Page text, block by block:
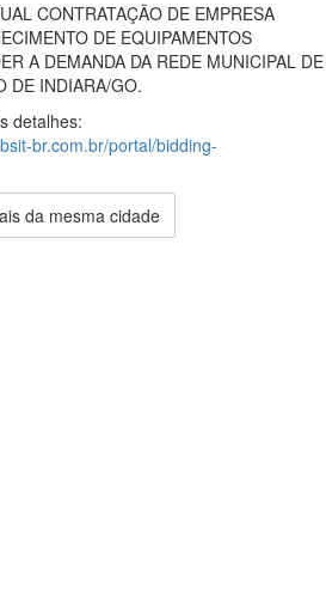
CONTRATAÇÃO DE EMPRESA
DE EQUIPAMENTOS
A DEMANDA DA REDE MUNICIPAL DE
DE INDIARA/GO.
detalhes:
br.com.br/portal/bidding-
da mesma cidade